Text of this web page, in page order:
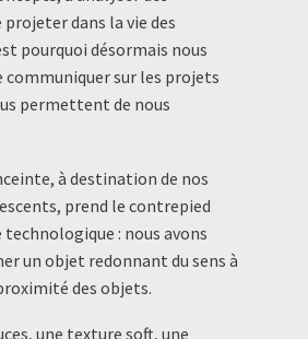
projeter dans la vie des
pourquoi désormais nous
communiquer sur les projets
permettent de nous
à destination de nos
prend le contrepied
technologique : nous avons
un objet redonnant du sens à
des objets.
une texture soft, une